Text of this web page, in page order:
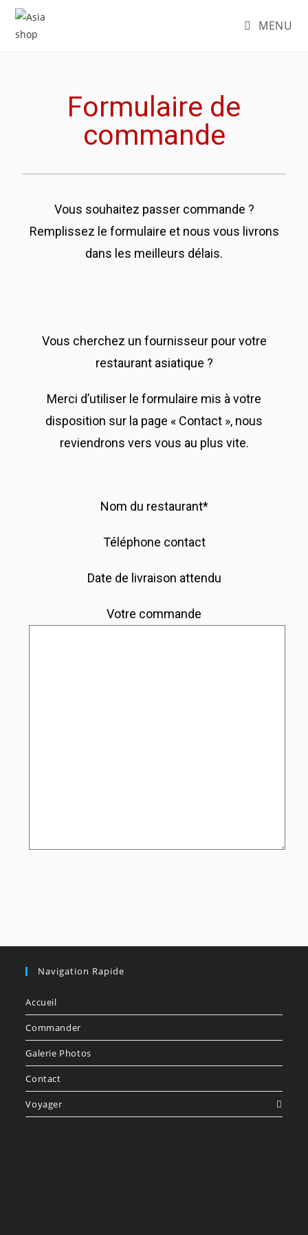
MENU
Formulaire de
commande
Vous souhaitez passer commande ?
Remplissez le formulaire et nous vous livrons
dans les meilleurs délais.
Vous cherchez un fournisseur pour votre
restaurant asiatique ?
Merci d’utiliser le formulaire mis à votre
disposition sur la page « Contact », nous
reviendrons vers vous au plus vite.
Nom du restaurant*
Téléphone contact
Date de livraison attendu
Votre commande
Navigation Rapide
Accueil
Commander
Galerie Photos
Contact
Voyager